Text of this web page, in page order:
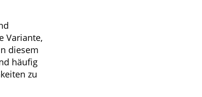
Variante,
diesem
häufig
zu